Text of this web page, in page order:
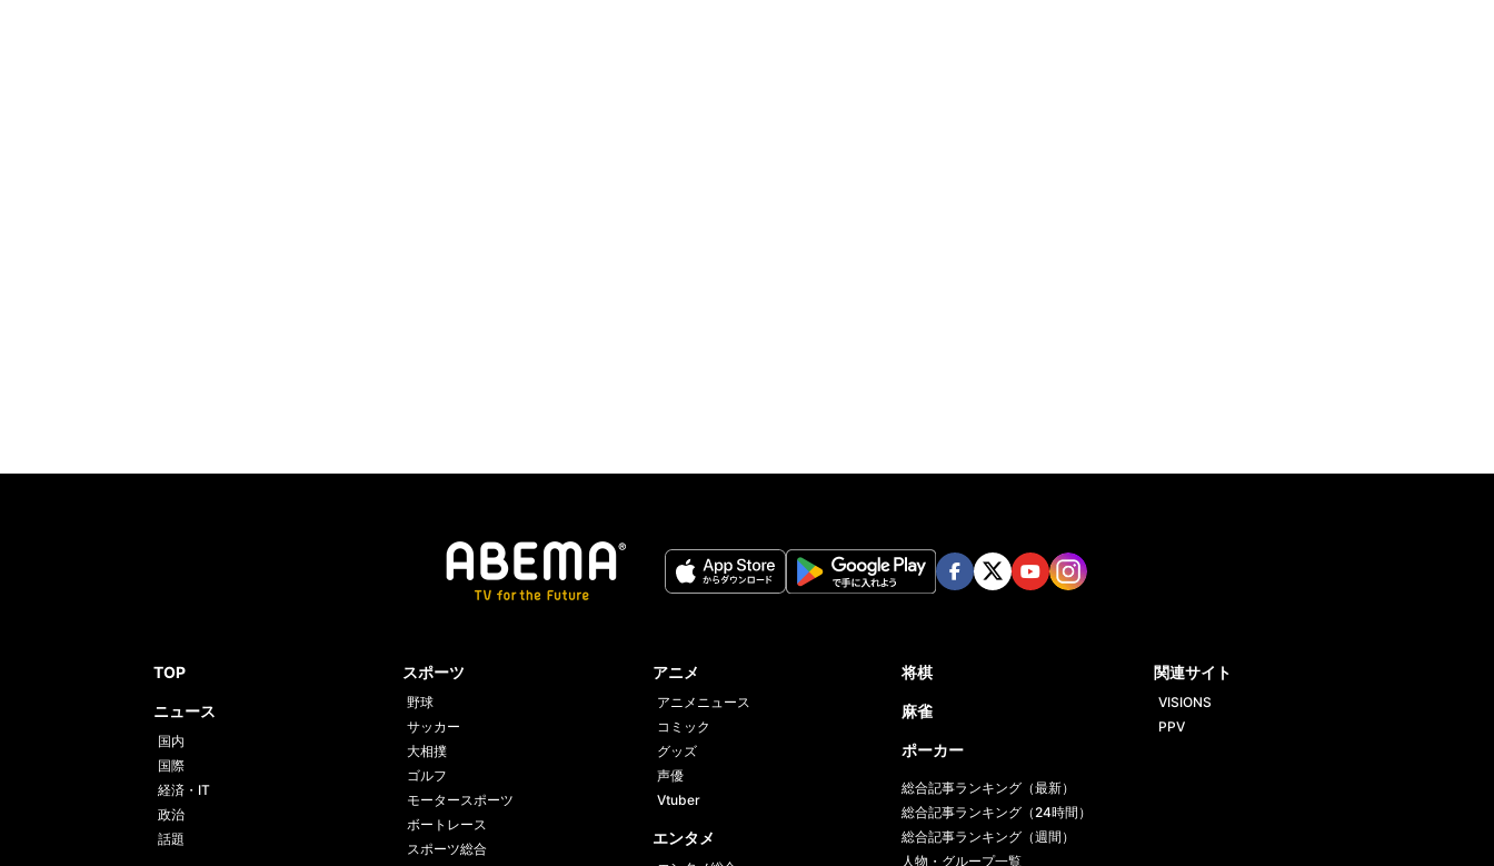
TOP
ニュース
国内
国際
経済・IT
政治
話題
スポーツ
野球
サッカー
大相撲
ゴルフ
モータースポーツ
ボートレース
スポーツ総合
アニメ
アニメニュース
コミック
グッズ
声優
Vtuber
エンタメ
将棋
麻雀
ポーカー
総合記事ランキング（最新）
総合記事ランキング（24時間）
総合記事ランキング（週間）
人物・グループ一覧
関連サイト
VISIONS
PPV